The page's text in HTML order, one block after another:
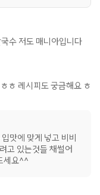
수 저도 매니아입니다
ㅎ 레시피도 궁금해요 ㅎ
맛에 맞게 넣고 비비
고 있는것들 채썰어
세요^^